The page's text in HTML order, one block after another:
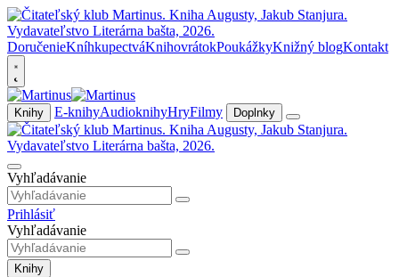
DoručenieKníhkupectváKnihovrátokPoukážkyKnižný blogKontakt
Knihy E-knihyAudioknihyHryFilmy Doplnky
Vyhľadávanie
Prihlásiť
Vyhľadávanie
Knihy